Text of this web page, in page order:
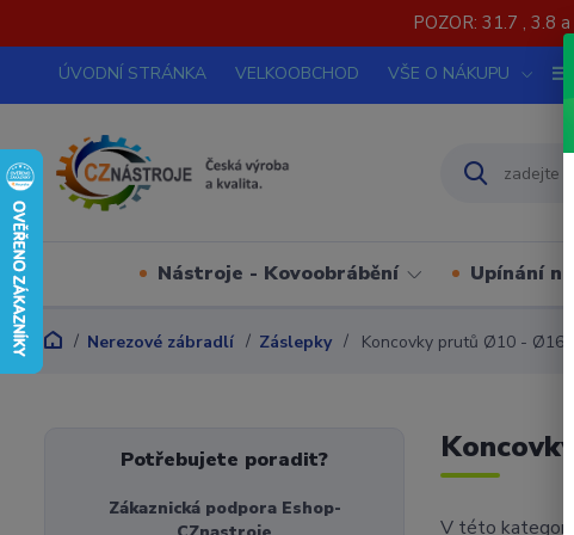
POZOR: 31.7 , 3.8
ÚVODNÍ STRÁNKA VELKOOBCHOD VŠE O NÁKUPU
Nástroje - Kovoobrábění Upínání
Nerezové zábradlí Záslepky Koncovky prutů Ø10 - Ø16
V této kategorii
Potřebujete poradit?
Zákaznická podpora Eshop-